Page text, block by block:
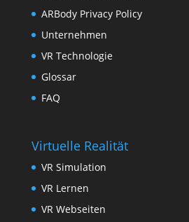
ARBody Privacy Policy
Unternehmen
VR Technologie
Glossar
FAQ
Virtuelle Realität
VR Simulation
VR Lernen
VR Webseiten